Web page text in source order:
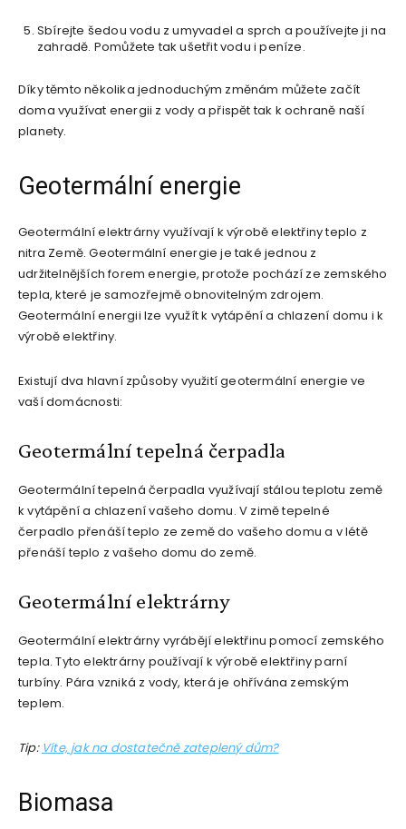
Sbírejte šedou vodu z umyvadel a sprch a používejte ji na
zahradě. Pomůžete tak ušetřit vodu i peníze.
Díky těmto několika jednoduchým změnám můžete začít
doma využívat energii z vody a přispět tak k ochraně naší
planety.
Geotermální energie
Geotermální elektrárny využívají k výrobě elektřiny teplo z
nitra Země. Geotermální energie je také jednou z
udržitelnějších forem energie, protože pochází ze zemského
tepla, které je samozřejmě obnovitelným zdrojem.
Geotermální energii lze využít k vytápění a chlazení domu i k
výrobě elektřiny.
Existují dva hlavní způsoby využití geotermální energie ve
vaší domácnosti:
Geotermální tepelná čerpadla
Geotermální tepelná čerpadla využívají stálou teplotu země
k vytápění a chlazení vašeho domu. V zimě tepelné
čerpadlo přenáší teplo ze země do vašeho domu a v létě
přenáší teplo z vašeho domu do země.
Geotermální elektrárny
Geotermální elektrárny vyrábějí elektřinu pomocí zemského
tepla. Tyto elektrárny používají k výrobě elektřiny parní
turbíny. Pára vzniká z vody, která je ohřívána zemským
teplem.
Tip: Víte, jak na dostatečně zateplený dům?
Biomasa